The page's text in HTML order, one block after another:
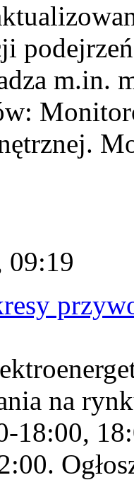
m.in.
09:19
na
18:00,